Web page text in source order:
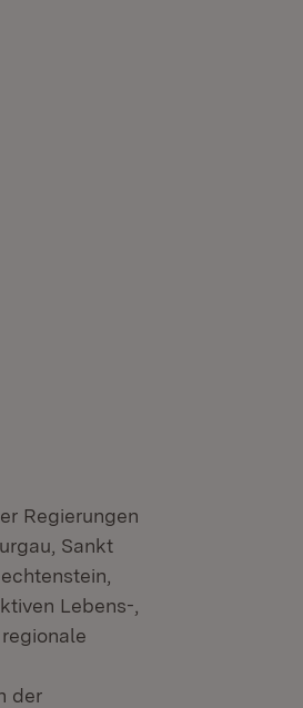
Regierungen
Sankt
Lebens-,
der